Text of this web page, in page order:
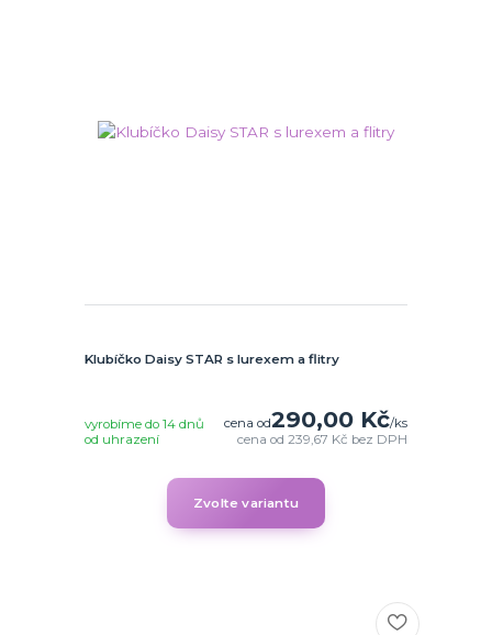
Klubíčko Daisy STAR s lurexem a flitry
cena od290,00 Kč/ks
cena od239,67 Kč bez DPH
vyrobíme do 14 dnů
od uhrazení
Zvolte variantu